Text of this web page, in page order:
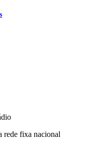
rede fixa nacional